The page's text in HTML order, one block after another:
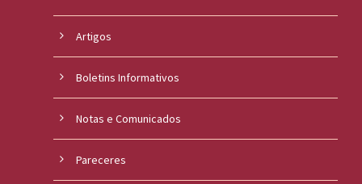
Artigos
Boletins Informativos
Notas e Comunicados
Pareceres